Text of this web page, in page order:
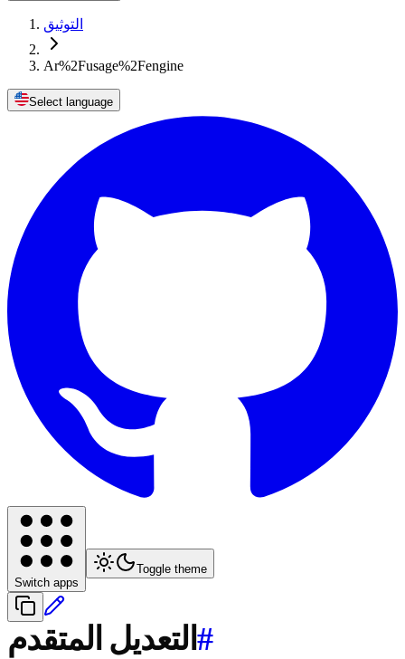
التوثيق
Ar%2Fusage%2Fengine
Select language
Switch apps
Toggle theme
التعديل المتقدم #